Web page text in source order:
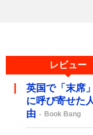
レビュー
英国で「末席
に呼び寄せた
由
Book Bang